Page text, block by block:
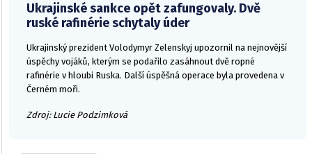
Ukrajinské sankce opět zafungovaly. Dvě
ruské rafinérie schytaly úder
Ukrajinský prezident Volodymyr Zelenskyj upozornil na nejnovější
úspěchy vojáků, kterým se podařilo zasáhnout dvě ropné
rafinérie v hloubi Ruska. Další úspěšná operace byla provedena v
Černém moři.
Zdroj: Lucie Podzimková